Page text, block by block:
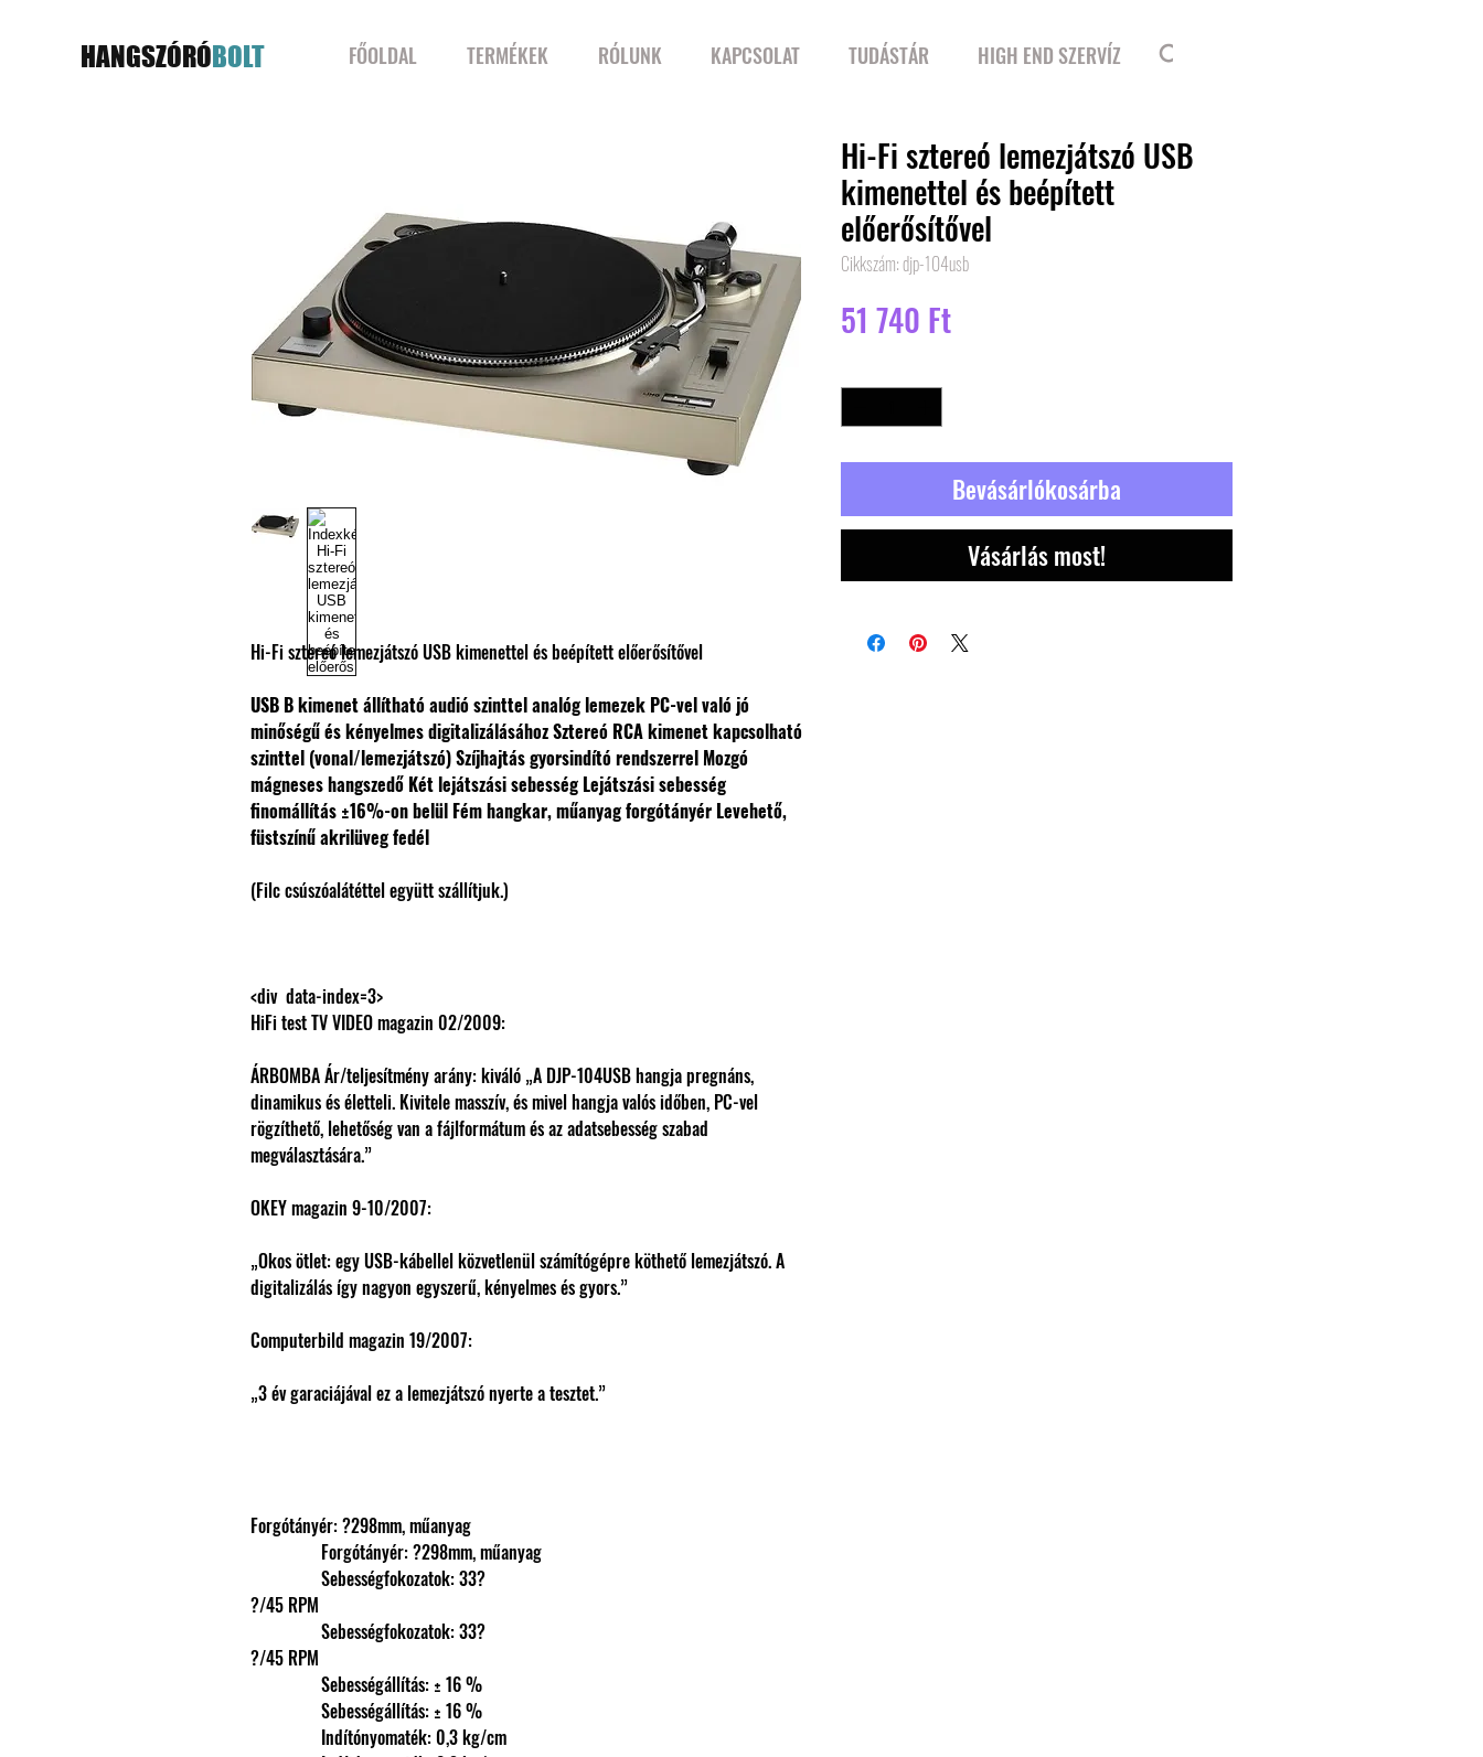
HANGSZÓRÓBOLT FŐOLDAL TERMÉKEK RÓLUNK KAPCSOLAT TUDÁSTÁR HIGH END SZERVÍZ
Hi-Fi sztereó lemezjátszó USB kimenettel és beépített előerősítővel
USB B kimenet állítható audió szinttel analóg lemezek PC-vel való jó
minőségű és kényelmes digitalizálásáhozSztereó RCA kimenet kapcsolható
szinttel (vonal/lemezjátszó)Szíjhajtás gyorsindító rendszerrel Mozgó
mágneses hangszedő Két lejátszási sebesség Lejátszási sebesség
finomállítás ±16%-on belül Fém hangkar, műanyag forgótányér Levehető,
füstszínű akrilüveg fedél
(Filc csúszóalátéttel együtt szállítjuk.)
HiFi test TV VIDEO magazin 02/2009:
ÁRBOMBA Ár/teljesítmény arány: kiváló „A DJP-104USB hangja pregnáns,
dinamikus és életteli. Kivitele masszív, és mivel hangja valós időben, PC-vel
rögzíthető, lehetőség van a fájlformátum és az adatsebesség szabad
megválasztására.”
OKEY magazin 9-10/2007:
„Okos ötlet: egy USB-kábellel közvetlenül számítógépre köthető lemezjátszó. A
digitalizálás így nagyon egyszerű, kényelmes és gyors.”
Computerbild magazin 19/2007:
„3 év garaciájával ez a lemezjátszó nyerte a tesztet.”
Forgótányér: ?298mm, műanyag
                Forgótányér: ?298mm, műanyag
?/45 RPM
?/45 RPM
                Sebességállítás: ± 16 %
                Sebességállítás: ± 16 %
                Indítónyomaték: 0,3 kg/cm
Hi-Fi sztereó lemezjátszó USB
kimenettel és beépített
előerősítővel
Cikkszám: djp-104usb
51 740 FtÁr
Bevásárlókosárba
Vásárlás most!